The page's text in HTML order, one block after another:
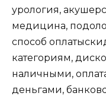
урология,
медицина,
способ оплаты
категориям,
наличными,
деньгами,